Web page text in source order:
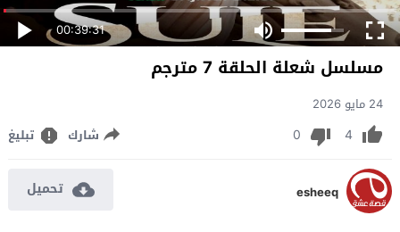
00:39:31
مسلسل شعلة الحلقة 7 مترجم
24 مايو 2026
4
0 شارك تبليغ
esheeq تحميل